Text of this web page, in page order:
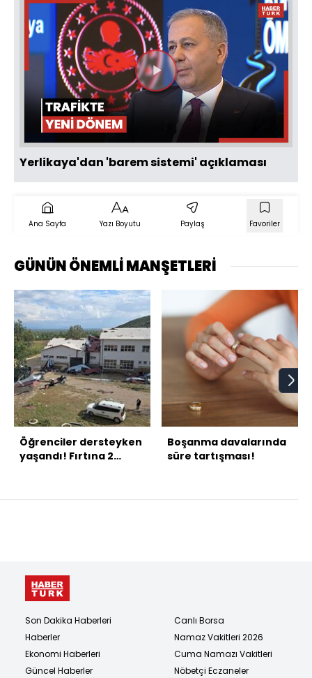
Videoyu
Oynat
Yerlikaya'dan 'barem sistemi' açıklaması
Ana Sayfa Yazı Boyutu Paylaş Favoriler
GÜNÜN ÖNEMLİ MANŞETLERİ
Öğrenciler dersteyken
yaşandı! Fırtına 2
Boşanma davalarında
süre tartışması!
Son Dakika Haberleri
Haberler
Ekonomi Haberleri
Güncel Haberler
Canlı Borsa
Namaz Vakitleri 2026
Cuma Namazı Vakitleri
Nöbetçi Eczaneler